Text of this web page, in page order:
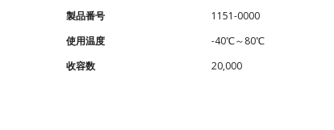
製品番号
1151-0000
使用温度
-40℃～80℃
收容数
20,000